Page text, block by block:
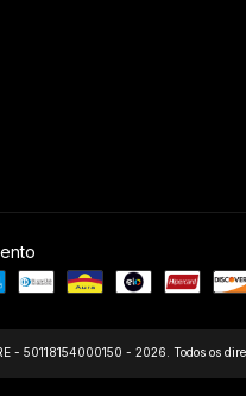
- 50118154000150 - 2026. Todos os